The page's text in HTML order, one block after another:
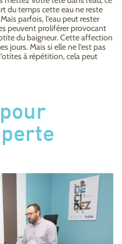
du temps cette eau ne reste
parfois, l’eau peut rester
peuvent proliférer provocant
du baigneur. Cette affection
jours. Mais si elle ne l’est pas
à répétition, cela peut